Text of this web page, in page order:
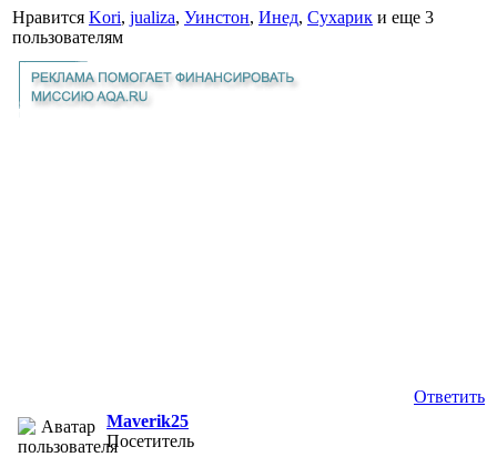
Нравится Kori, jualiza, Уинстон, Инед, Сухарик и еще 3
пользователям
Ответить
Maverik25
Посетитель